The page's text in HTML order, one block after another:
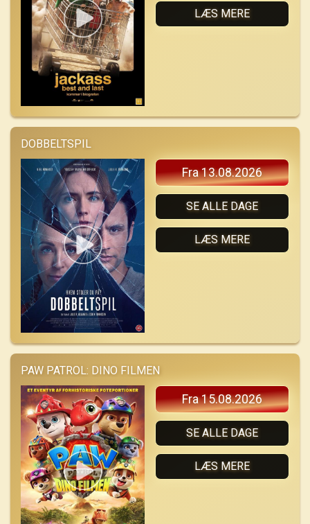
LÆS MERE
DOBBELTSPIL
Fra 13.08.2026
SE ALLE DAGE
LÆS MERE
PAW PATROL: DINO FILMEN
Fra 15.08.2026
SE ALLE DAGE
LÆS MERE